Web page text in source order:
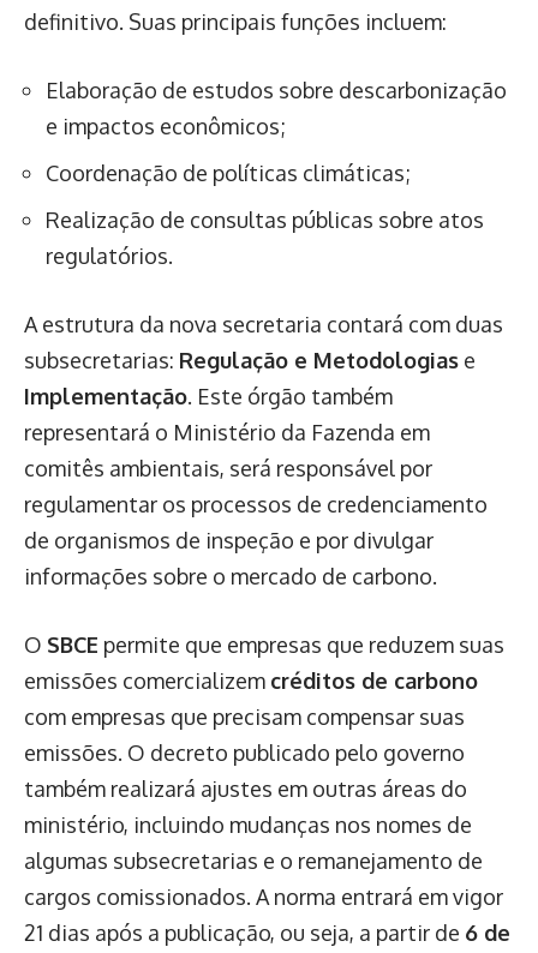
definitivo. Suas principais funções incluem:
Elaboração de estudos sobre descarbonização
e impactos econômicos;
Coordenação de políticas climáticas;
Realização de consultas públicas sobre atos
regulatórios.
A estrutura da nova secretaria contará com duas
subsecretarias: Regulação e Metodologias e
Implementação. Este órgão também
representará o Ministério da Fazenda em
comitês ambientais, será responsável por
regulamentar os processos de credenciamento
de organismos de inspeção e por divulgar
informações sobre o mercado de carbono.
O SBCE permite que empresas que reduzem suas
emissões comercializem créditos de carbono
com empresas que precisam compensar suas
emissões. O decreto publicado pelo governo
também realizará ajustes em outras áreas do
ministério, incluindo mudanças nos nomes de
algumas subsecretarias e o remanejamento de
cargos comissionados. A norma entrará em vigor
21 dias após a publicação, ou seja, a partir de 6 de